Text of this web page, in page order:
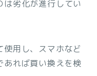
は劣化が進行してい
用し、スマホなど
あれば買い換えを検